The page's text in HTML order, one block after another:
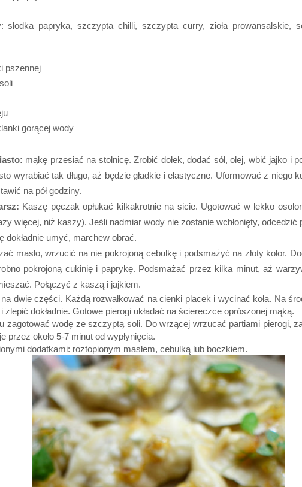
słodka papryka, szczypta chilli, szczypta curry, zioła prowansalskie,
pszennej
gorącej wody
mąkę przesiać na stolnicę. Zrobić dołek, dodać sól, olej, wbić jajko i
wyrabiać tak długo, aż będzie gładkie i elastyczne. Uformować z niego
na pół godziny.
Kaszę pęczak opłukać kilkakrotnie na sicie. Ugotować w lekko
więcej, niż kaszy). Jeśli nadmiar wody nie zostanie wchłonięty,
dokładnie umyć, marchew obrać.
masło, wrzucić na nie pokrojoną cebulkę i podsmażyć na złoty kolor.
pokrojoną cukinię i paprykę. Podsmażać przez kilka minut, aż
Połączyć z kaszą i jajkiem.
dwie części. Każdą rozwałkować na cienki placek i wycinać koła. Na
zlepić dokładnie. Gotowe pierogi układać na ściereczce oprószonej mąką.
zagotować wodę ze szczyptą soli. Do wrzącej wrzucać partiami pierogi,
przez około 5-7 minut od wypłynięcia.
dodatkami: roztopionym masłem, cebulką lub boczkiem.